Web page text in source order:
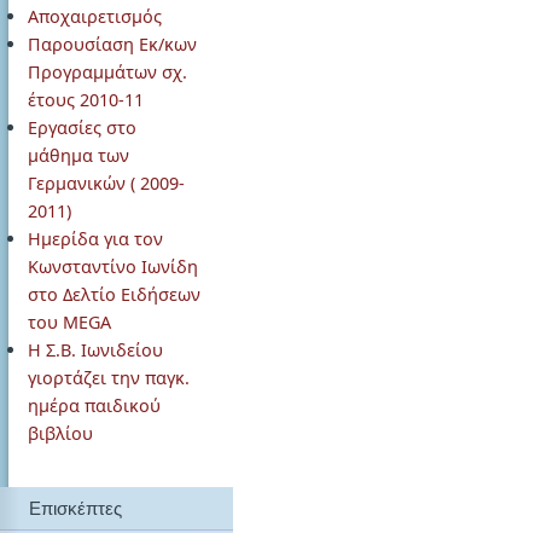
Αποχαιρετισμός
Παρουσίαση Εκ/κων
Προγραμμάτων σχ.
έτους 2010-11
Εργασίες στο
μάθημα των
Γερμανικών ( 2009-
2011)
Ημερίδα για τον
Κωνσταντίνο Ιωνίδη
στο Δελτίο Ειδήσεων
του MEGA
Η Σ.Β. Ιωνιδείου
γιορτάζει την παγκ.
ημέρα παιδικού
βιβλίου
Επισκέπτες